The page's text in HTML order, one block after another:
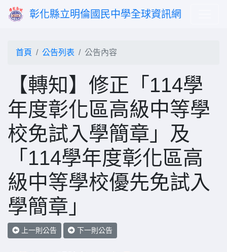
彰化縣立明倫國民中學全球資訊網
首頁 公告列表 公告內容
【轉知】修正「114學
年度彰化區高級中等學
校免試入學簡章」及
「114學年度彰化區高
級中等學校優先免試入
學簡章」
上一則公告 下一則公告